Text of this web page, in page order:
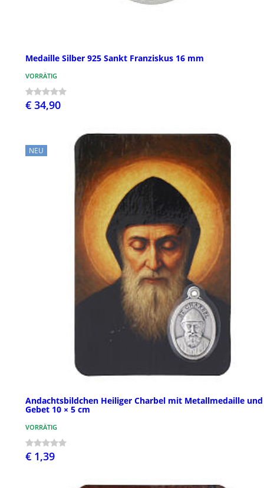
Medaille Silber 925 Sankt Franziskus 16 mm
VORRÄTIG
€ 34,90
NEU
Andachtsbildchen Heiliger Charbel mit Metallmedaille und
Gebet 10 × 5 cm
VORRÄTIG
€ 1,39